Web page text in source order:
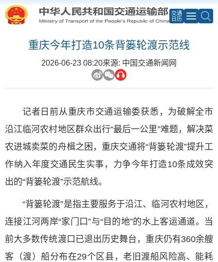
交通
日历
重庆今年打造10条背篓轮渡示范线
2026-06-23 08:20来源: 中国交通新闻网
记者日前从重庆市交通运输委获悉，为破解全市
沿江临河农村地区群众出行“最后一公里”难题，解决菜
农进城卖菜的舟楫之困，重庆交通将“背篓轮渡”提升工
作纳入年度交通民生实事，力争今年打造10条成效突
出的“背篓轮渡”示范航线。
“背篓轮渡”是指主要服务于沿江、临河农村地区，
连接江河两岸“家门口”与“目的地”的水上客运通道。当
前大多数传统渡口已退出历史舞台，重庆仍有360余艘
客（渡）船分布在29个区县，老旧渡船风险高、能耗